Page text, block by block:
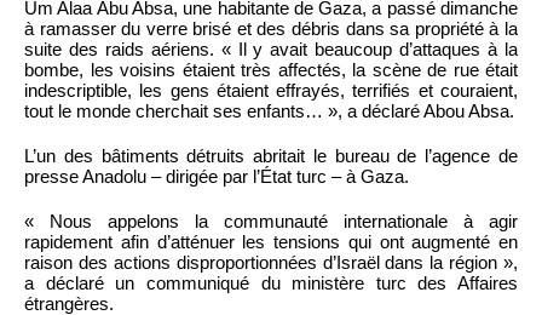
Um Alaa Abu Absa, une habitante de Gaza, a passé dimanche
à ramasser du verre brisé et des débris dans sa propriété à la
suite des raids aériens. « Il y avait beaucoup d’attaques à la
bombe, les voisins étaient très affectés, la scène de rue était
indescriptible, les gens étaient effrayés, terrifiés et couraient,
tout le monde cherchait ses enfants… », a déclaré Abou Absa.
L’un des bâtiments détruits abritait le bureau de l’agence de
presse Anadolu – dirigée par l’État turc – à Gaza.
« Nous appelons la communauté internationale à agir
rapidement afin d’atténuer les tensions qui ont augmenté en
raison des actions disproportionnées d’Israël dans la région »,
a déclaré un communiqué du ministère turc des Affaires
étrangères.